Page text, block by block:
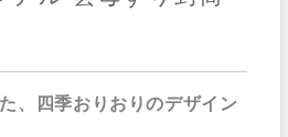
、四季おりおりのデザイン